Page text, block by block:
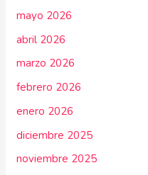
mayo 2026
abril 2026
marzo 2026
febrero 2026
enero 2026
diciembre 2025
noviembre 2025